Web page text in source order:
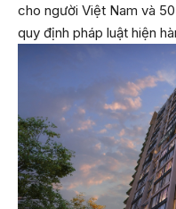
cho người Việt Nam và
quy định pháp luật hiện